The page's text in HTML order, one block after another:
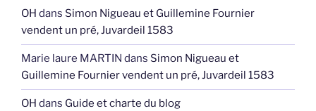
OH dans Simon Nigueau et Guillemine Fournier
vendent un pré, Juvardeil 1583
Marie laure MARTIN dans Simon Nigueau et
Guillemine Fournier vendent un pré, Juvardeil 1583
OH dans Guide et charte du blog